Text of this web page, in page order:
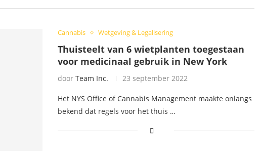
Cannabis Wetgeving & Legalisering
Thuisteelt van 6 wietplanten toegestaan
voor medicinaal gebruik in New York
door Team Inc. 23 september 2022
Het NYS Office of Cannabis Management maakte onlangs
bekend dat regels voor het thuis …